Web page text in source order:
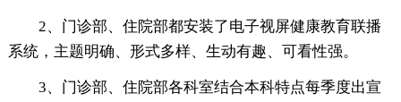
2、门诊部、住院部都安装了电子视屏健康教育联播
系统，主题明确、形式多样、生动有趣、可看性强。
3、门诊部、住院部各科室结合本科特点每季度出宣